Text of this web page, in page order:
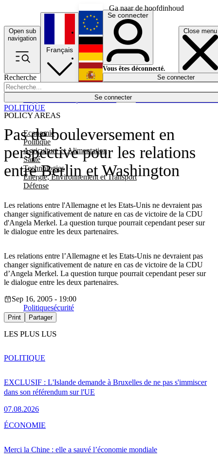
Ga naar de hoofdinhoud
Open sub
navigation
Close menu
Recherche
Se connecter
POLICY AREAS
Economie
Politique
Agriculture et Alimentation
Santé
Technologies
Energie, Environnement et Transport
Défense
Économie
Français
English
Deutsch
Español
Se connecter
Vous êtes déconnecté.
Se connecter
Pas de bouleversement en
perspective pour les relations
entre Berlin et Washington
Les relations entre l'Allemagne et les Etats-Unis ne devraient pas
changer significativement de nature en cas de victoire de la CDU
d'Angela Merkel. La question turque pourrait cependant peser sur
le dialogue entre les deux partenaires.
POLITIQUE
Les relations entre l’Allemagne et les Etats-Unis ne devraient pas
changer significativement de nature en cas de victoire de la CDU
d’Angela Merkel. La question turque pourrait cependant peser sur
le dialogue entre les deux partenaires.
Sep 16, 2005 - 19:00
Politiquesécurité
Print Partager
LES PLUS LUS
EXCLUSIF : L'Islande demande à Bruxelles de ne pas s'immiscer
dans son référendum sur l'UE
07.08.2026
POLITIQUE
Merci la Chine : elle a sauvé l’économie mondiale
ÉCONOMIE